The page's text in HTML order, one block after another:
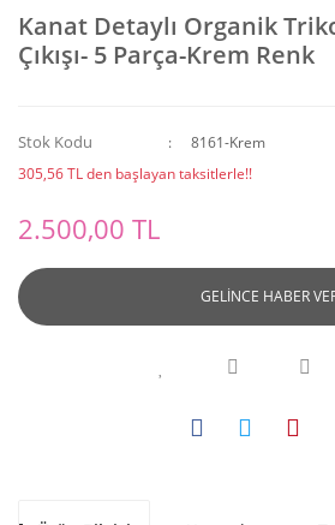
Kanat Detaylı Organik
Çıkışı- 5 Parça-Krem Renk
Stok Kodu
8161-Krem
305,56 TL den başlayan taksitlerle!!
2.500,00 TL
GELİNCE HABER